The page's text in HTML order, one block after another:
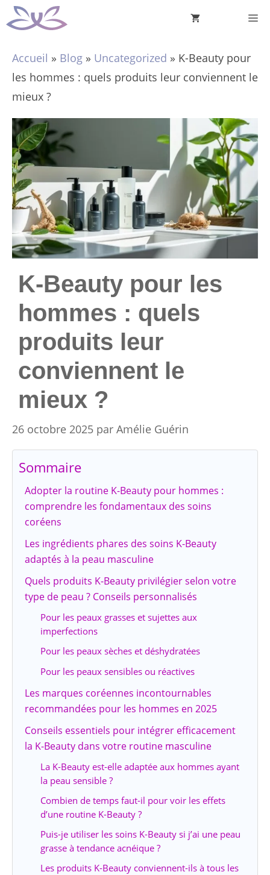
Aller
au
Accueil » Blog » Uncategorized » K-Beauty pour
les hommes : quels produits leur conviennent le
mieux ?
K-Beauty pour les
hommes : quels
produits leur
conviennent le
mieux ?
26 octobre 2025 par Amélie Guérin
Sommaire
Adopter la routine K-Beauty pour hommes :
comprendre les fondamentaux des soins
coréens
Les ingrédients phares des soins K-Beauty
adaptés à la peau masculine
Quels produits K-Beauty privilégier selon votre
type de peau ? Conseils personnalisés
Pour les peaux grasses et sujettes aux
imperfections
Pour les peaux sèches et déshydratées
Pour les peaux sensibles ou réactives
Les marques coréennes incontournables
recommandées pour les hommes en 2025
Conseils essentiels pour intégrer efficacement
la K-Beauty dans votre routine masculine
La K-Beauty est-elle adaptée aux hommes ayant
la peau sensible ?
Combien de temps faut-il pour voir les effets
d’une routine K-Beauty ?
Puis-je utiliser les soins K-Beauty si j’ai une peau
grasse à tendance acnéique ?
Les produits K-Beauty conviennent-ils à tous les